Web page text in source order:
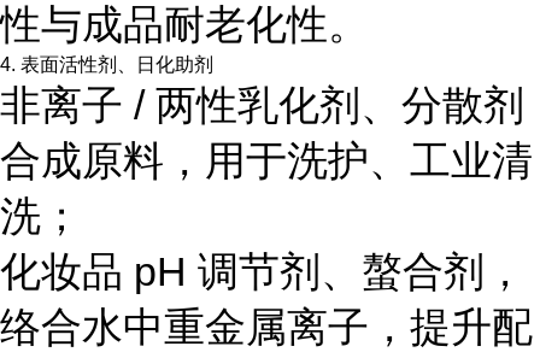
性与成品耐老化性。
4. 表面活性剂、日化助剂
非离子 / 两性乳化剂、分散剂
合成原料，用于洗护、工业清
洗；
化妆品 pH 调节剂、螯合剂，
络合水中重金属离子，提升配